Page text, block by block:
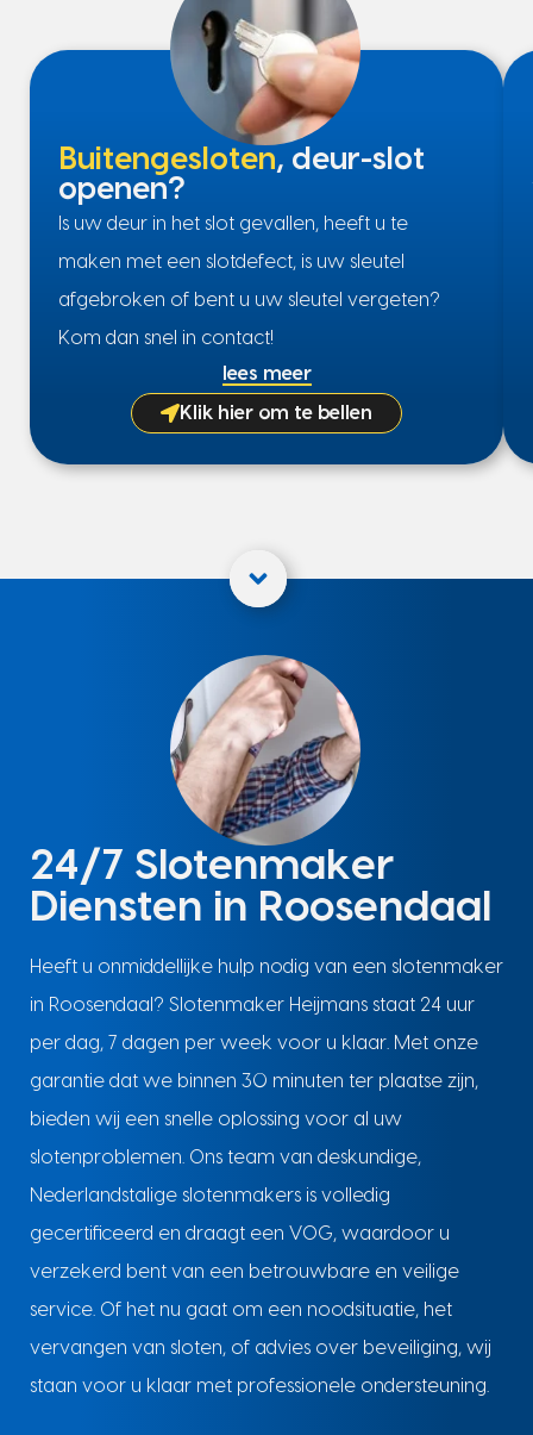
Buitengesloten, deur-slot
openen?
Is uw deur in het slot gevallen, heeft u te
maken met een slotdefect, is uw sleutel
afgebroken of bent u uw sleutel vergeten?
Kom dan snel in contact!
lees meer
Klik hier om te bellen
24/7 Slotenmaker
Diensten in Roosendaal
Heeft u onmiddellijke hulp nodig van een slotenmaker
in Roosendaal? Slotenmaker Heijmans staat 24 uur
per dag, 7 dagen per week voor u klaar. Met onze
garantie dat we binnen 30 minuten ter plaatse zijn,
bieden wij een snelle oplossing voor al uw
slotenproblemen. Ons team van deskundige,
Nederlandstalige slotenmakers is volledig
gecertificeerd en draagt een VOG, waardoor u
verzekerd bent van een betrouwbare en veilige
service. Of het nu gaat om een noodsituatie, het
vervangen van sloten, of advies over beveiliging, wij
staan voor u klaar met professionele ondersteuning.